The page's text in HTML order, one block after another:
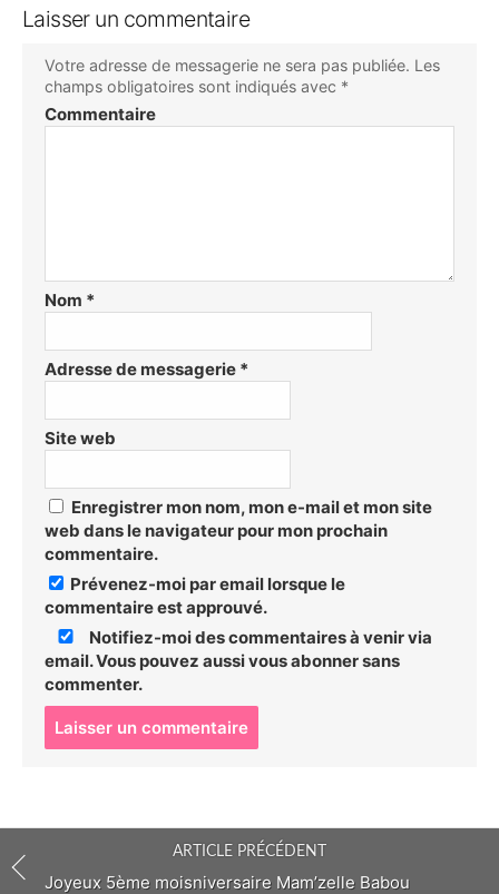
Laisser un commentaire
Votre adresse de messagerie ne sera pas publiée. Les
champs obligatoires sont indiqués avec *
Commentaire
Nom *
Adresse de messagerie *
Site web
Enregistrer mon nom, mon e-mail et mon site
web dans le navigateur pour mon prochain
commentaire.
Prévenez-moi par email lorsque le
commentaire est approuvé.
Notifiez-moi des commentaires à venir via
email. Vous pouvez aussivous abonnersans
commenter.
o
m
m
ARTICLE PRÉCÉDENT
Joyeux 5ème moisniversaire Mam’zelle Babou